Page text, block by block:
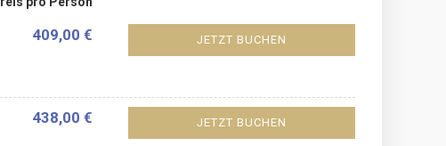
409,00 € JETZT BUCHEN
438,00 € JETZT BUCHEN